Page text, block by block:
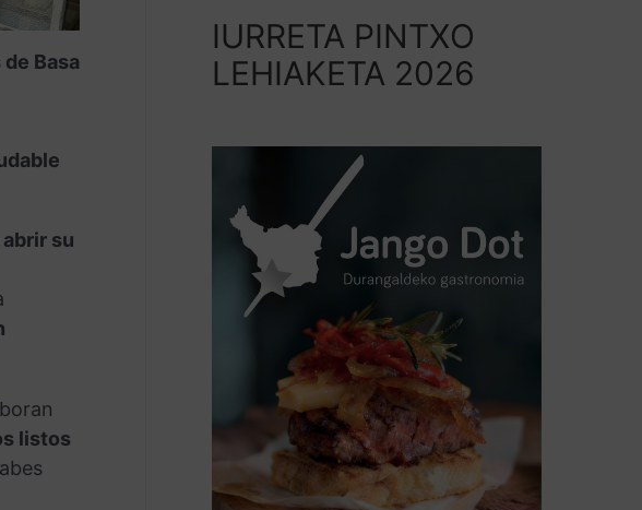
Basa
su
listos
IURRETA PINTXO
LEHIAKETA 2026